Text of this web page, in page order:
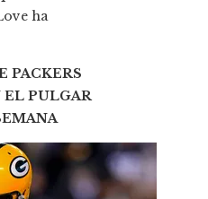
ha
PACKERS
EL PULGAR